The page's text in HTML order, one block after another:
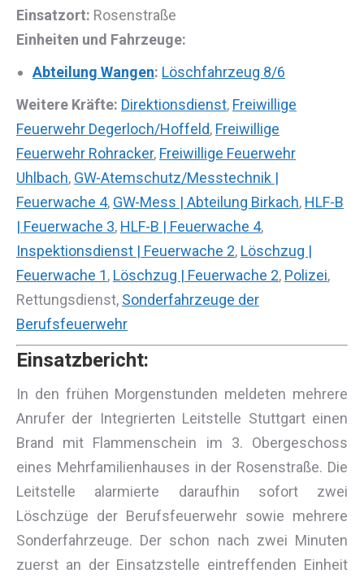
Einsatzort: Rosenstraße
Einheiten und Fahrzeuge:
Abteilung Wangen: Löschfahrzeug 8/6
Weitere Kräfte: Direktionsdienst, Freiwillige
Feuerwehr Degerloch/Hoffeld, Freiwillige
Feuerwehr Rohracker, Freiwillige Feuerwehr
Uhlbach, GW-Atemschutz/Messtechnik |
Feuerwache 4, GW-Mess | Abteilung Birkach, HLF-B
| Feuerwache 3, HLF-B | Feuerwache 4,
Inspektionsdienst | Feuerwache 2, Löschzug |
Feuerwache 1, Löschzug | Feuerwache 2, Polizei,
Rettungsdienst, Sonderfahrzeuge der
Berufsfeuerwehr
Einsatzbericht:
In den frühen Morgenstunden meldeten mehrere
Anrufer der Integrierten Leitstelle Stuttgart einen
Brand mit Flammenschein im 3. Obergeschoss
eines Mehrfamilienhauses in der Rosenstraße. Die
Leitstelle alarmierte daraufhin sofort zwei
Löschzüge der Berufsfeuerwehr sowie mehrere
Sonderfahrzeuge. Der schon nach zwei Minuten
zuerst an der Einsatzstelle eintreffenden Einheit